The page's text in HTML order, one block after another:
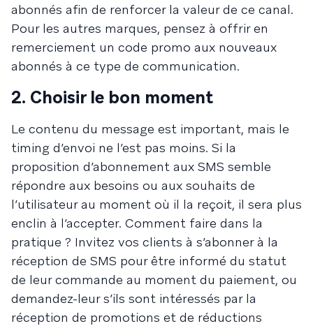
abonnés afin de renforcer la valeur de ce canal.
Pour les autres marques, pensez à offrir en
remerciement un code promo aux nouveaux
abonnés à ce type de communication.
2. Choisir le bon moment
Le contenu du message est important, mais le
timing d’envoi ne l’est pas moins. Si la
proposition d’abonnement aux SMS semble
répondre aux besoins ou aux souhaits de
l’utilisateur au moment où il la reçoit, il sera plus
enclin à l’accepter. Comment faire dans la
pratique ? Invitez vos clients à s’abonner à la
réception de SMS pour être informé du statut
de leur commande au moment du paiement, ou
demandez-leur s’ils sont intéressés par la
réception de promotions et de réductions